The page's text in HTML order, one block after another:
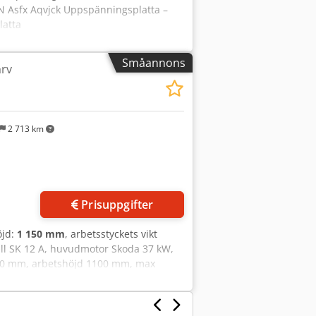
Asfx Aqvjck Uppspänningsplatta –
Småannons
2 713 km
Prisuppgifter
1 150 mm, arbetsstyckets vikt
SK 12 A, huvudmotor Skoda 37 kW,
mm, arbets­höjd 1100 mm, max
med 3 positioner och en vertikal
vikt: 20 ton. Dcjdpfxoqnwqzj